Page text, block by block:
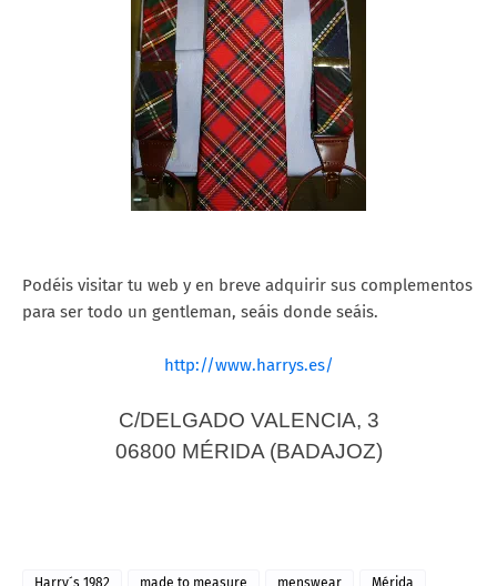
Podéis visitar tu web y en breve adquirir sus complementos
para ser todo un gentleman, seáis donde seáis.
http://www.harrys.es/
C/DELGADO VALENCIA, 3
06800 MÉRIDA (BADAJOZ)
Harry´s 1982 made to measure menswear Mérida